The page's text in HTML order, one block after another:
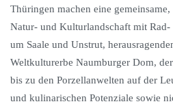
Thüringen machen eine
Natur- und Kulturlandschaft mit Rad-
um Saale und Unstrut,
Weltkulturerbe Naumburger Dom,
bis zu den Porzellanwelten auf der
und kulinarischen Potenziale sowie